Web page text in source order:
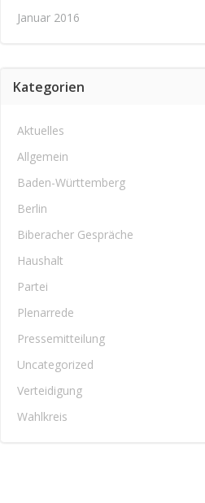
Januar 2016
Kategorien
Aktuelles
Allgemein
Baden-Württemberg
Berlin
Biberacher Gespräche
Haushalt
Partei
Plenarrede
Pressemitteilung
Uncategorized
Verteidigung
Wahlkreis